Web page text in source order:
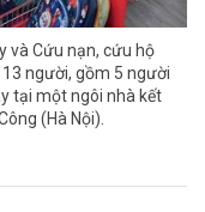
và Cứu nạn, cứu hộ
người, gồm 5 người
tại một ngôi nhà kết
(Hà Nội).